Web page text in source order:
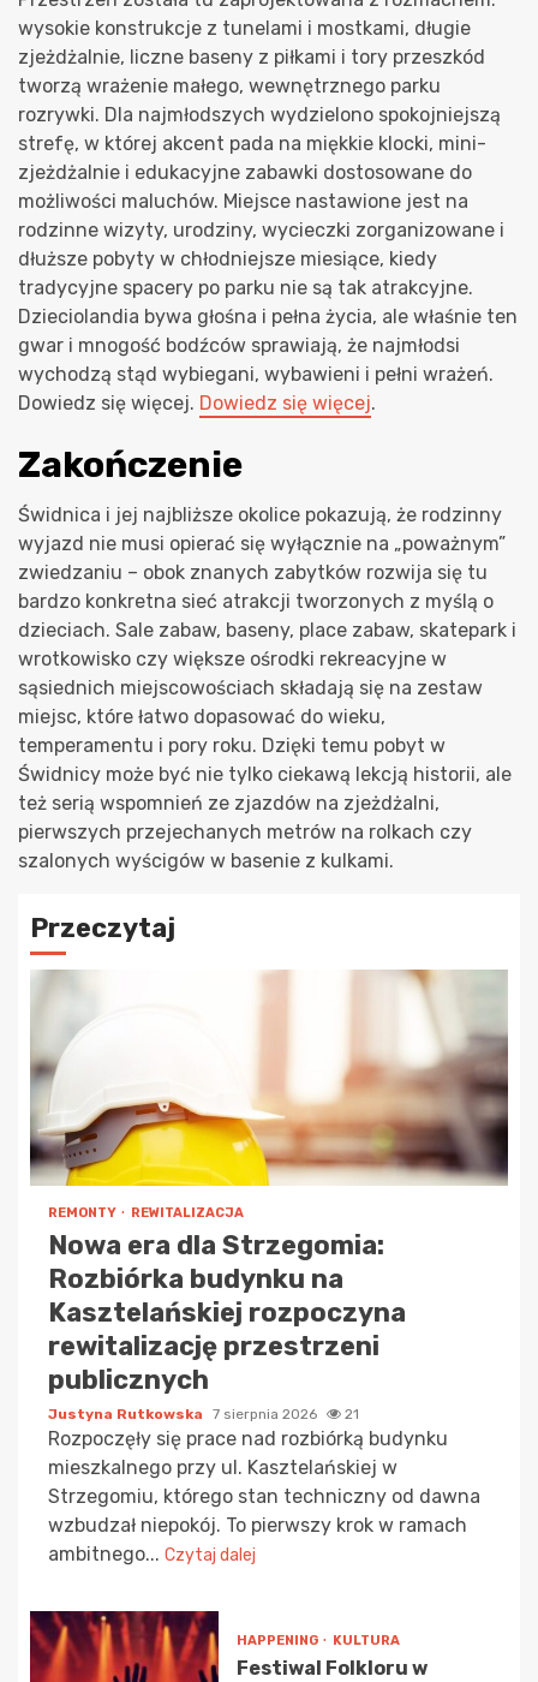
wysokie konstrukcje z tunelami i mostkami, długie
zjeżdżalnie, liczne baseny z piłkami i tory przeszkód
tworzą wrażenie małego, wewnętrznego parku
rozrywki. Dla najmłodszych wydzielono spokojniejszą
strefę, w której akcent pada na miękkie klocki, mini-
zjeżdżalnie i edukacyjne zabawki dostosowane do
możliwości maluchów. Miejsce nastawione jest na
rodzinne wizyty, urodziny, wycieczki zorganizowane i
dłuższe pobyty w chłodniejsze miesiące, kiedy
tradycyjne spacery po parku nie są tak atrakcyjne.
Dzieciolandia bywa głośna i pełna życia, ale właśnie ten
gwar i mnogość bodźców sprawiają, że najmłodsi
wychodzą stąd wybiegani, wybawieni i pełni wrażeń.
Dowiedz się więcej. Dowiedz się więcej.
Zakończenie
Świdnica i jej najbliższe okolice pokazują, że rodzinny
wyjazd nie musi opierać się wyłącznie na „poważnym”
zwiedzaniu – obok znanych zabytków rozwija się tu
bardzo konkretna sieć atrakcji tworzonych z myślą o
dzieciach. Sale zabaw, baseny, place zabaw, skatepark i
wrotkowisko czy większe ośrodki rekreacyjne w
sąsiednich miejscowościach składają się na zestaw
miejsc, które łatwo dopasować do wieku,
temperamentu i pory roku. Dzięki temu pobyt w
Świdnicy może być nie tylko ciekawą lekcją historii, ale
też serią wspomnień ze zjazdów na zjeżdżalni,
pierwszych przejechanych metrów na rolkach czy
szalonych wyścigów w basenie z kulkami.
Przeczytaj
REMONTY REWITALIZACJA
Nowa era dla Strzegomia:
Rozbiórka budynku na
Kasztelańskiej rozpoczyna
rewitalizację przestrzeni
publicznych
Justyna Rutkowska 7 sierpnia 2026 21
Rozpoczęły się prace nad rozbiórką budynku
mieszkalnego przy ul. Kasztelańskiej w
Strzegomiu, którego stan techniczny od dawna
wzbudzał niepokój. To pierwszy krok w ramach
ambitnego... Czytaj dalej
HAPPENING KULTURA
Festiwal Folkloru w